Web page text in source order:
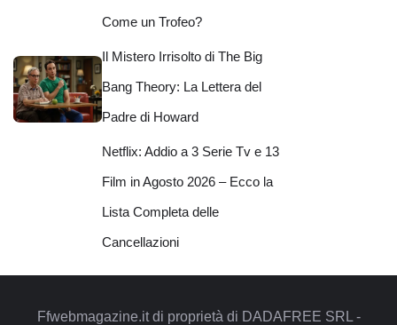
Come un Trofeo?
Il Mistero Irrisolto di The Big
Bang Theory: La Lettera del
Padre di Howard
Netflix: Addio a 3 Serie Tv e 13
Film in Agosto 2026 – Ecco la
Lista Completa delle
Cancellazioni
Ffwebmagazine.it di proprietà di DADAFREE SRL -